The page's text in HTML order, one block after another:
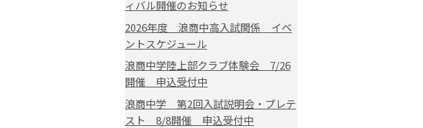
ィバル開催のお知らせ
2026年度 浪商中高入試関係 イベ
ントスケジュール
浪商中学陸上部クラブ体験会 7/26
開催 申込受付中
浪商中学 第2回入試説明会・プレテ
スト 8/8開催 申込受付中